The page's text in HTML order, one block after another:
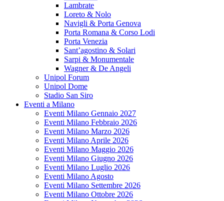
Lambrate
Loreto & Nolo
Navigli & Porta Genova
Porta Romana & Corso Lodi
Porta Venezia
Sant’agostino & Solari
Sarpi & Monumentale
Wagner & De Angeli
Unipol Forum
Unipol Dome
Stadio San Siro
Eventi a Milano
Eventi Milano Gennaio 2027
Eventi Milano Febbraio 2026
Eventi Milano Marzo 2026
Eventi Milano Aprile 2026
Eventi Milano Maggio 2026
Eventi Milano Giugno 2026
Eventi Milano Luglio 2026
Eventi Milano Agosto
Eventi Milano Settembre 2026
Eventi Milano Ottobre 2026